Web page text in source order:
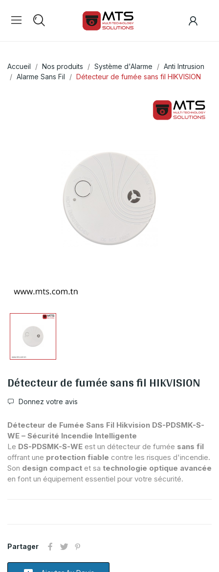
Accueil Nos produits Système d'Alarme
Anti Intrusion
Alarme Sans Fil
Détecteur de fumée sans fil HIKVISION
Détecteur de fumée sans fil HIKVISION
Donnez votre avis
Détecteur de Fumée Sans Fil Hikvision DS-PDSMK-S-
WE – Sécurité Incendie Intelligente
Le DS-PDSMK-S-WE est un détecteur de fumée sans fil
offrant une protection fiable contre les risques d'incendie.
Son design compact et sa technologie optique avancée
en font un équipement essentiel pour votre sécurité.
Partager